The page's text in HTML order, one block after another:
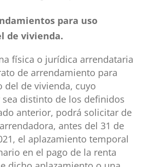
para uso
de vivienda.
física o jurídica arrendataria
de arrendamiento para
del de vivienda, cuyo
distinto de los definidos
anterior, podrá solicitar de
antes del 31 de
el aplazamiento temporal
en el pago de la renta